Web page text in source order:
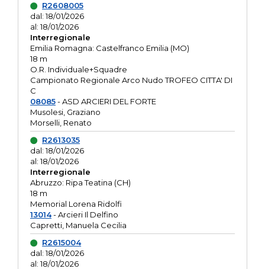
R2608005
dal: 18/01/2026
al: 18/01/2026
Interregionale
Emilia Romagna: Castelfranco Emilia (MO)
18 m
O.R. Individuale+Squadre
Campionato Regionale Arco Nudo TROFEO CITTA' DI
C
08085- ASD ARCIERI DEL FORTE
Musolesi, Graziano
Morselli, Renato
R2613035
dal: 18/01/2026
al: 18/01/2026
Interregionale
Abruzzo: Ripa Teatina (CH)
18 m
Memorial Lorena Ridolfi
13014- Arcieri Il Delfino
Capretti, Manuela Cecilia
R2615004
dal: 18/01/2026
al: 18/01/2026